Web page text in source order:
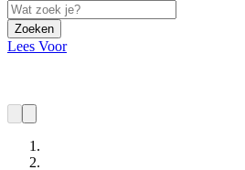
Zoeken
Lees Voor